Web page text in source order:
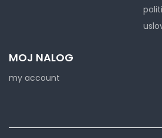
MOJ NALOG
my account